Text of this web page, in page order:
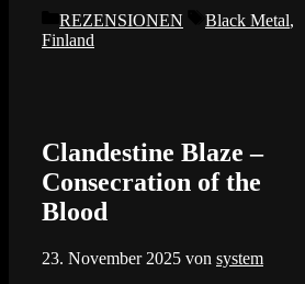
Kategorien
REZENSIONEN Schlagwörter
Black Metal,
Finland
Clandestine Blaze –
Consecration of the
Blood
23. November 2025 von system